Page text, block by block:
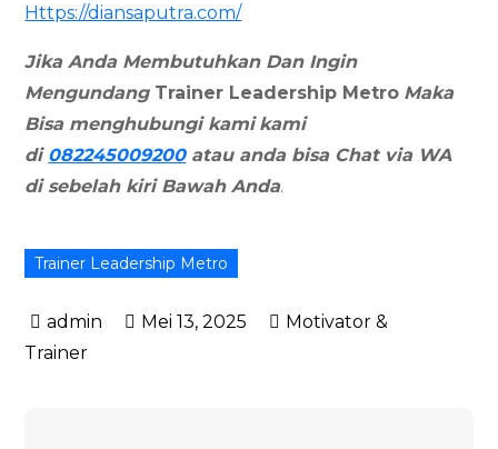
Https://diansaputra.com/
Jika Anda Membutuhkan Dan Ingin
Mengundang Trainer Leadership Metro Maka
Bisa menghubungi kami kami
di 082245009200atau anda bisa Chat via WA
di sebelah kiri Bawah Anda.
Trainer Leadership Metro
Mei 13, 2025
Motivator &
Trainer